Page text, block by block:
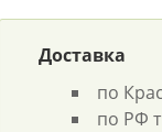
Доставка
по
по РФ